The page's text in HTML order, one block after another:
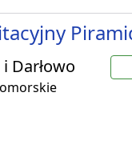
Darłowo